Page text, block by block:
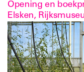
Opening en
Elsken,